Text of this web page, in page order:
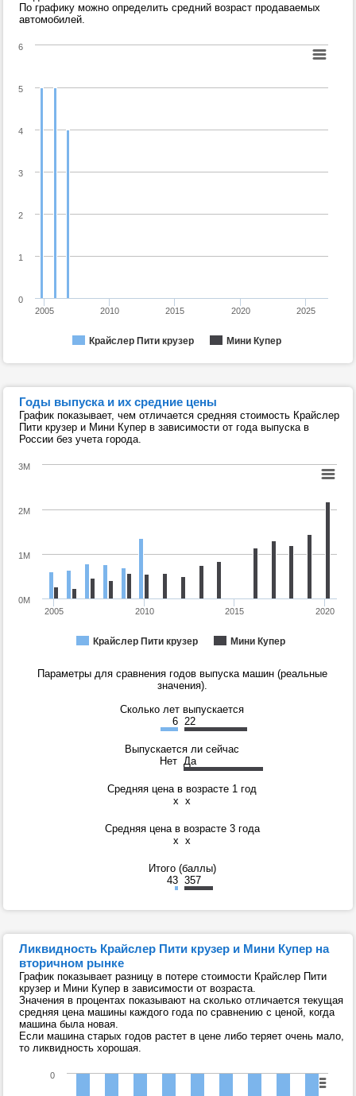
По графику можно определить средний возраст продаваемых
автомобилей.
Крайслер Пити крузер Мини Купер
2005 2010 2015 2020 2025
0
1
2
3
4
5
6
Годы выпуска и их средние цены
График показывает, чем отличается средняя стоимость Крайслер
Пити крузер и Мини Купер в зависимости от года выпуска в
России без учета города.
Крайслер Пити крузер Мини Купер
2005 2010 2015 2020
0M
1M
2M
3M
Параметры для сравнения годов выпуска машин (реальные
значения).
Сколько лет выпускается
6 22
Выпускается ли сейчас
Нет Да
Средняя цена в возрасте 1 год
x x
Средняя цена в возрасте 3 года
x x
Итого (баллы)
43 357
Ликвидность Крайслер Пити крузер и Мини Купер на
вторичном рынке
График показывает разницу в потере стоимости Крайслер Пити
крузер и Мини Купер в зависимости от возраста.
Значения в процентах показывают на сколько отличается текущая
средняя цена машины каждого года по сравнению с ценой, когда
машина была новая.
Если машина старых годов растет в цене либо теряет очень мало,
то ликвидность хорошая.
0